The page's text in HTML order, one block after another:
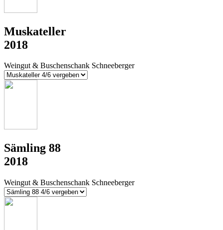
Muskateller
2018
Weingut & Buschenschank Schneeberger
Sämling 88
2018
Weingut & Buschenschank Schneeberger